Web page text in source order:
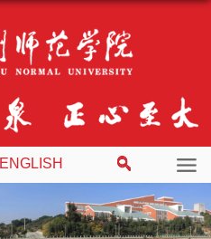
ENGLISH